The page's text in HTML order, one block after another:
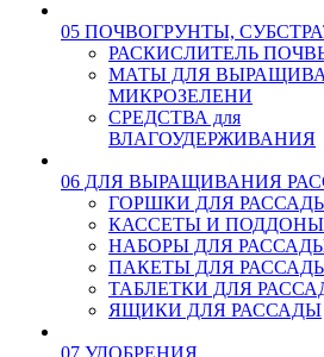
05 ПОЧВОГРУНТЫ,
РАСКИСЛИТЕЛЬ
МАТЫ ДЛЯ
МИКРОЗЕЛЕНИ
СРЕДСТВА для
ВЛАГОУДЕРЖИВАНИЯ
06 ДЛЯ ВЫРАЩИВАНИЯ
ГОРШКИ ДЛЯ
КАССЕТЫ И ПОДДОНЫ
НАБОРЫ ДЛЯ
ПАКЕТЫ ДЛЯ
ТАБЛЕТКИ ДЛЯ
ЯЩИКИ ДЛЯ РАССАДЫ
07 УДОБРЕНИЯ